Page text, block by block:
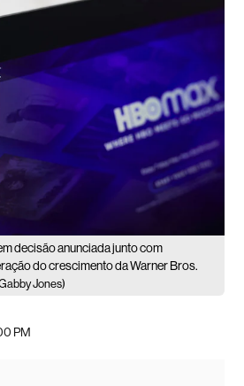
decisão anunciada junto com
do crescimento da Warner Bros.
Jones)
PM